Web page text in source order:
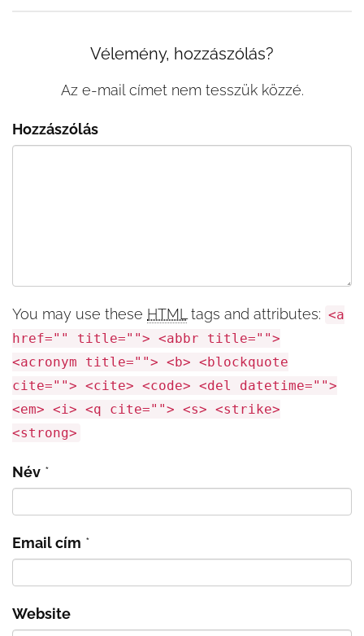
Vélemény, hozzászólás?
Az e-mail címet nem tesszük közzé.
Hozzászólás
You may use these HTMLtags and attributes: <a
href="" title=""> <abbr title="">
<acronym title=""> <b> <blockquote
cite=""> <cite> <code> <del datetime="">
<em> <i> <q cite=""> <s> <strike>
<strong>
Név *
Email cím *
Website